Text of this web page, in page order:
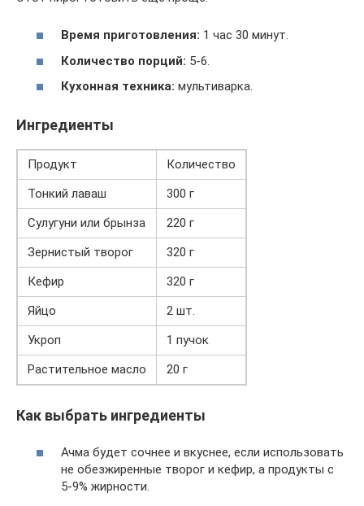
Время приготовления: 1 час 30 минут.
Количество порций: 5-6.
Кухонная техника: мультиварка.
Ингредиенты
Продукт
Количество
Тонкий лаваш
300 г
Сулугуни или брынза
220 г
Зернистый творог
320 г
Кефир
320 г
Яйцо
2 шт.
Укроп
1 пучок
Растительное масло
20 г
Как выбрать ингредиенты
Ачма будет сочнее и вкуснее, если использовать
не обезжиренные творог и кефир, а продукты с
5-9% жирности.